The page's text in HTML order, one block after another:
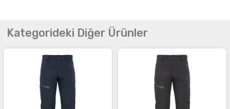
Kategorideki Diğer Ürünler